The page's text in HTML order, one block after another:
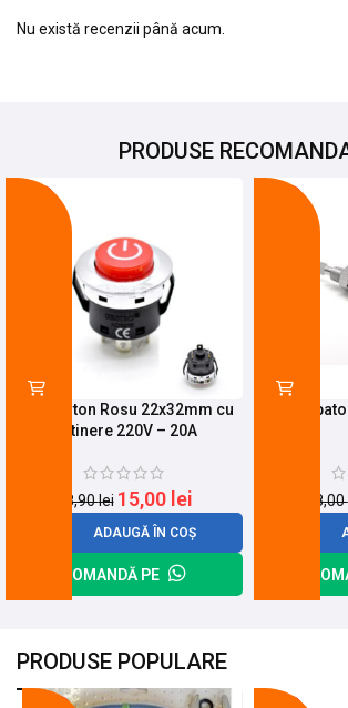
Nu există recenzii până acum.
PRODUSE
Push Buton Rosu 22x32mm cu
Retinere 220V – 20A
18,90lei 15,00 lei
ADAUGĂ ÎN COȘ
COMANDĂ PE
8,00
PRODUSE POPULARE